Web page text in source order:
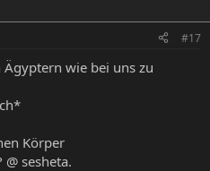
#17
wie bei uns zu
Körper
sesheta.